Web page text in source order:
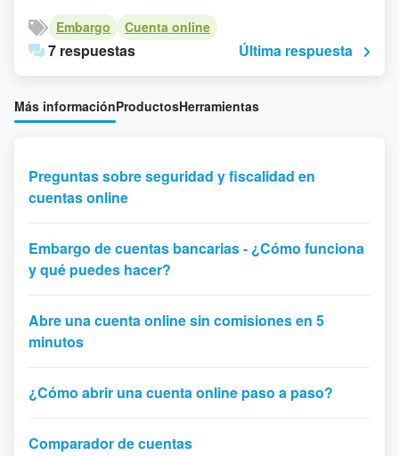
Embargo Cuenta online
7 respuestas Última respuesta
Más informaciónProductosHerramientas
Preguntas sobre seguridad y fiscalidad en
cuentas online
Embargo de cuentas bancarias - ¿Cómo funciona
y qué puedes hacer?
Abre una cuenta online sin comisiones en 5
minutos
¿Cómo abrir una cuenta online paso a paso?
Comparador de cuentas